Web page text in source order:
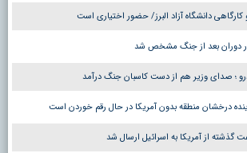
دانشگاه آزاد البرز/ حضور اختیاری است
در دوران بعد از جنگ مشخص شد
؛ صدای وزیر هم از دست کاسبان جنگ درآمد
درخشان منطقه بدون آمریکا در حال رقم خوردن است